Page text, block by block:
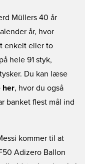
Müllers 40 år
år, hvor
enkelt eller to
hele 91 styk,
Du kan læse
her, hvor du også
banket flest mål ind
kommer til at
Adizero Ballon